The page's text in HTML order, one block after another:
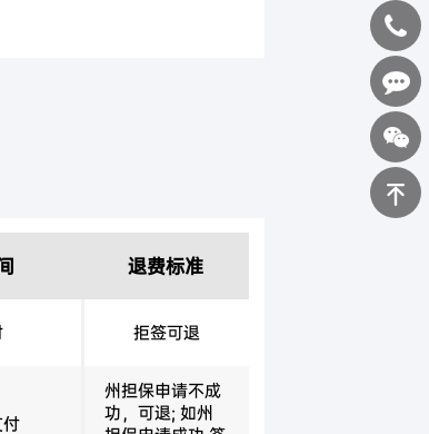
退费标准
拒签可退
州担保申请不成
功，可退; 如州
400-
0898-
123
在线咨询